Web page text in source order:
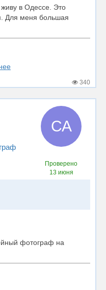
в Одессе. Это
Для меня большая
340
СА
Проверено
13 июня
фотограф на